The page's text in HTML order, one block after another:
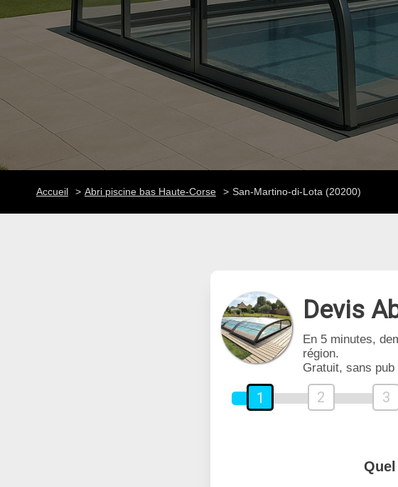
Accueil Abri piscine bas Haute-Corse San-Martino-di-Lota (20200)
Devis
En 5 minutes,
région.
Gratuit, sans
1 2 3